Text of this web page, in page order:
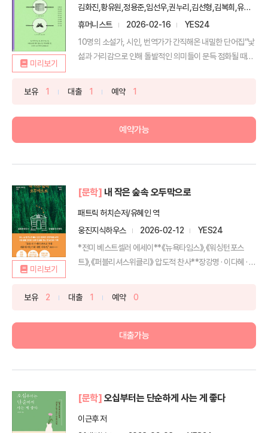
미리보기
김화진,황유원,정용준,임선우,권누리,김선형,김복희,유선혜,정수윤,김서해 저
휴머니스트
2026-02-16
YES24
10명의 소설가, 시인, 번역가가 간직해온 내밀한 단어집“낯
섦과 거리감으로 인해 돌발적인 의미들이 문득 점화될 때가
보유 1 대출 1 예약 1
예약가능
미리보기
[문학] 내 작은 숲속 오두막으로
패트릭 허치슨저/유혜인 역
웅진지식하우스
2026-02-12
YES24
*전미 베스트셀러 에세이**《뉴욕타임스》,《워싱턴포스
트》,《퍼블리셔스위클리》 압도적 찬사**장강명 · 이다혜 · 박
보유 2 대출 1 예약 0
대출가능
[문학] 오십부터는 단순하게 사는 게 좋다
이근후 저